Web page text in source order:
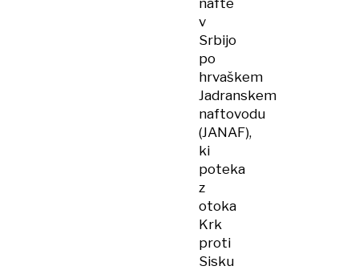
nafte
v
Srbijo
po
hrvaškem
Jadranskem
naftovodu
(JANAF),
ki
poteka
z
otoka
Krk
proti
Sisku